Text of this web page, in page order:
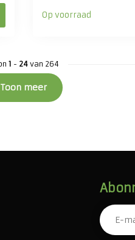
Op voorraad
1 - 24van 264
Toon meer